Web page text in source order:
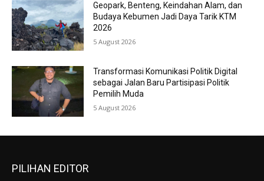
Geopark, Benteng, Keindahan Alam, dan
Budaya Kebumen Jadi Daya Tarik KTM
2026
5 August 2026
Transformasi Komunikasi Politik Digital
sebagai Jalan Baru Partisipasi Politik
Pemilih Muda
5 August 2026
PILIHAN EDITOR